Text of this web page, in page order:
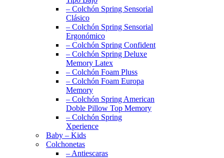
– Colchón Spring Sensorial
Clásico
– Colchón Spring Sensorial
Ergonómico
– Colchón Spring Confident
– Colchón Spring Deluxe
Memory Latex
– Colchón Foam Pluss
– Colchón Foam Europa
Memory
– Colchón Spring American
Doble Pillow Top Memory
– Colchón Spring
Xperience
Baby – Kids
Colchonetas
– Antiescaras